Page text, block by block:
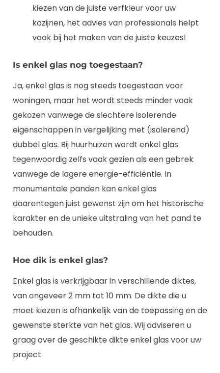
kiezen van de juiste verfkleur voor uw
kozijnen, het advies van professionals helpt
vaak bij het maken van de juiste keuzes!
Is enkel glas nog toegestaan?
Ja, enkel glas is nog steeds toegestaan voor
woningen, maar het wordt steeds minder vaak
gekozen vanwege de slechtere isolerende
eigenschappen in vergelijking met (isolerend)
dubbel glas. Bij huurhuizen wordt enkel glas
tegenwoordig zelfs vaak gezien als een gebrek
vanwege de lagere energie-efficiëntie. In
monumentale panden kan enkel glas
daarentegen juist gewenst zijn om het historische
karakter en de unieke uitstraling van het pand te
behouden.
Hoe dik is enkel glas?
Enkel glas is verkrijgbaar in verschillende diktes,
van ongeveer 2 mm tot 10 mm. De dikte die u
moet kiezen is afhankelijk van de toepassing en de
gewenste sterkte van het glas. Wij adviseren u
graag over de geschikte dikte enkel glas voor uw
project.